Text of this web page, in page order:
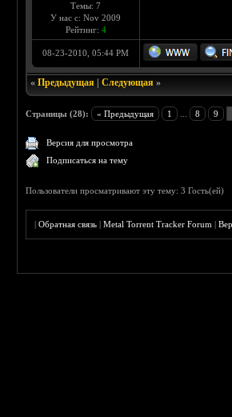
Темы: 7
У нас с: Nov 2009
Рейтинг: 4
08-23-2010, 05:44 PM
«Предыдущая |Следующая »
Страницы (28): « Предыдущая 1 8 9
Версия для просмотра
Подписаться на тему
Пользователи просматривают эту тему: 3 Гость(ей)
|Обратная связь |Metal Torrent Tracker Forum |